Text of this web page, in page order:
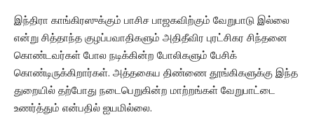
இந்திரா காங்கிரஸுக்கும் பாசிச பாஜகவிற்கும் வேறுபாடு இல்லை
என்று சித்தாந்த குழப்பவாதிகளும் அதிதீவிர புரட்சிகர சிந்தனை
கொண்டவர்கள் போல நடிக்கின்ற போலிகளும் பேசிக்
கொண்டிருக்கிறார்கள். அத்தகைய திண்ணை தூங்கிகளுக்கு இந்த
துறையில் தற்போது நடைபெறுகின்ற மாற்றங்கள் வேறுபாட்டை
உணர்த்தும் என்பதில் ஐயமில்லை.